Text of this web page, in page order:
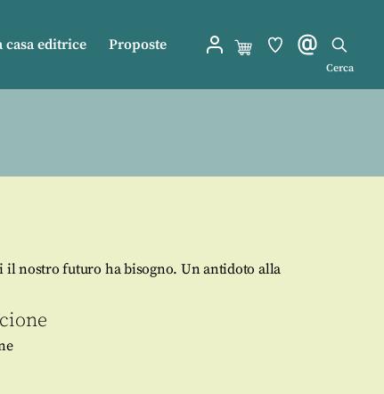
casa editrice Proposte
Cerca
nostro futuro ha bisogno. Un antidoto alla